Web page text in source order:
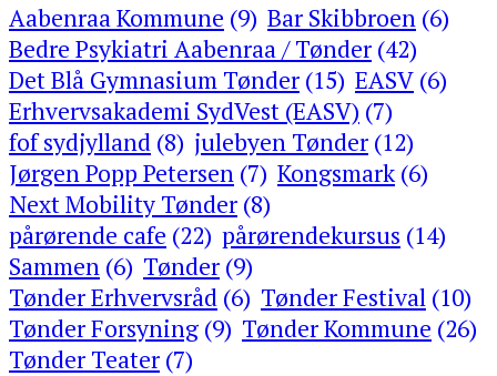
Aabenraa Kommune (9) Bar Skibbroen (6)
Bedre Psykiatri Aabenraa / Tønder (42)
Det Blå Gymnasium Tønder (15) EASV (6)
Erhvervsakademi SydVest (EASV) (7)
fof sydjylland (8) julebyen Tønder (12)
Jørgen Popp Petersen (7) Kongsmark (6)
Next Mobility Tønder (8)
pårørende cafe (22) pårørendekursus (14)
Sammen (6) Tønder (9)
Tønder Erhvervsråd (6) Tønder Festival (10)
Tønder Forsyning (9) Tønder Kommune (26)
Tønder Teater (7)